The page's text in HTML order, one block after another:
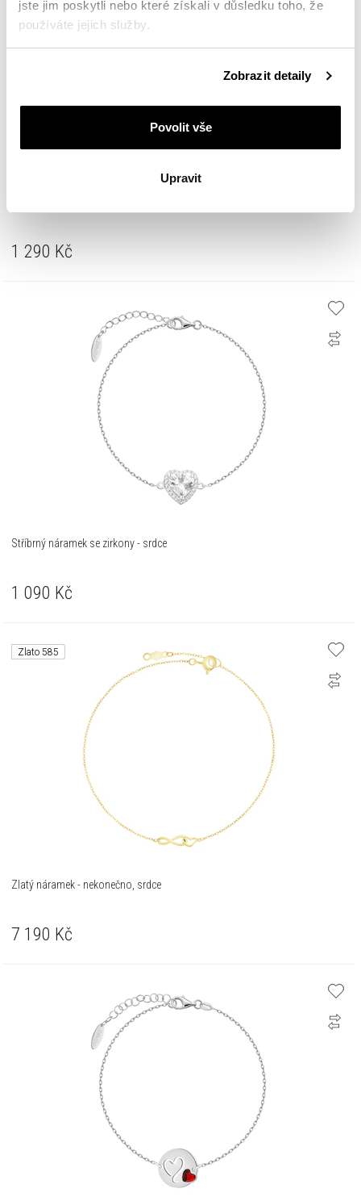
jste jim poskytli nebo které získali v důsledku toho, že
používáte jejich služby.
Zásadách ochrany osobních údajů
Zobrazit detaily
Povolit vše
Upravit
1 290 Kč
Stříbrný náramek se zirkony - srdce
1 090 Kč
Zlato 585
Zlatý náramek - nekonečno, srdce
7 190 Kč